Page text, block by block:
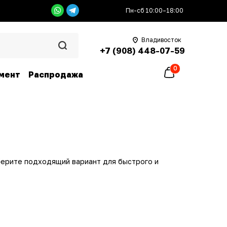
+7 (908) 448-07-59
0
Владивосток
Пн-сб 10:00–18:00
Распродажа
подходящий вариант для быстрого и